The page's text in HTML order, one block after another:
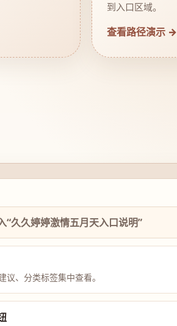
到入口区域。
查看路径演示 →
“久久婷婷激情五月天入口说明”
议、分类标签集中查看。